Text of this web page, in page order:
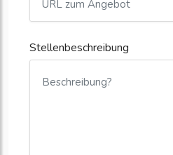
Stellenbeschreibung